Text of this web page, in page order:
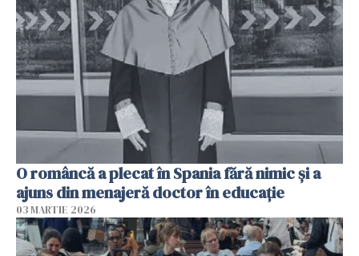
O româncă a plecat în Spania fără nimic și a
ajuns din menajeră doctor în educație
03 MARTIE 2026